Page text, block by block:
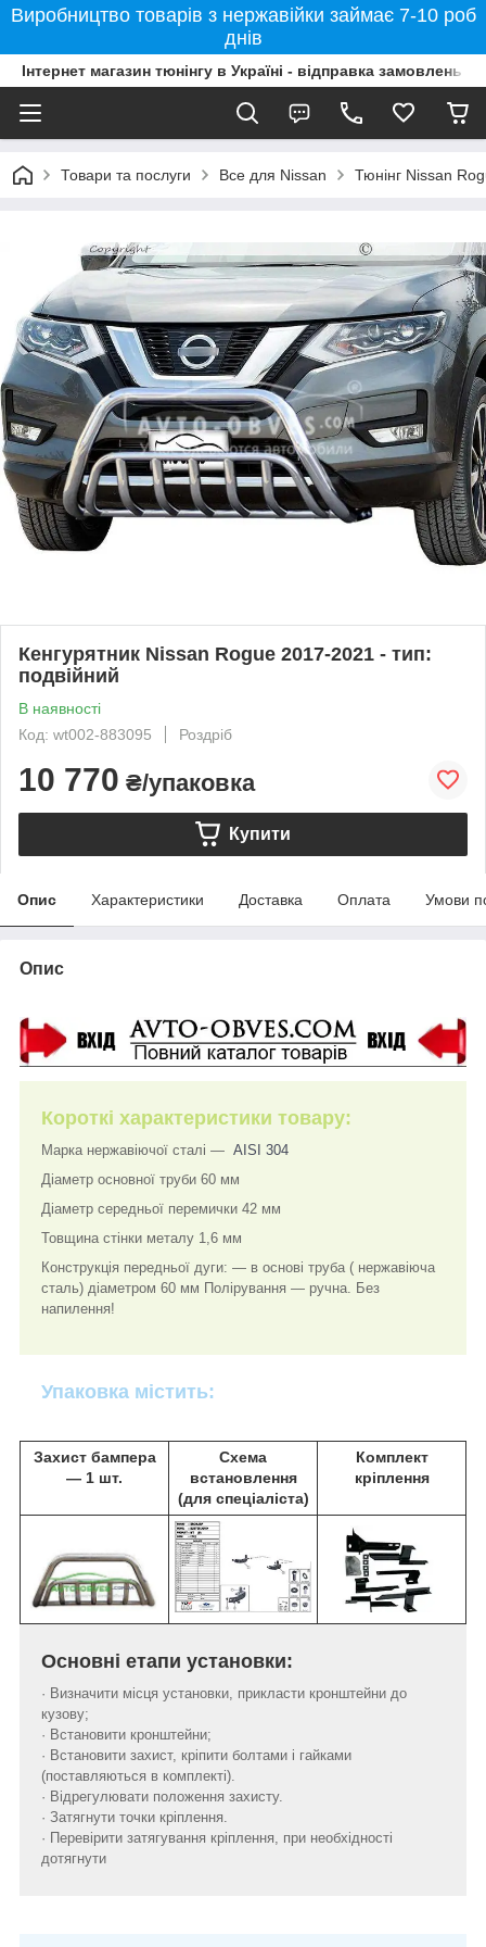
Виробництво товарів з нержавійки займає 7-10 роб
днів
Інтернет магазин тюнінгу в Україні - відправка замовлень
Товари та послуги Все для Nissan Тюнінг Nissan
Кенгурятник Nissan Rogue 2017-2021 - тип:
подвійний
В наявності
Код: wt002-883095
Роздріб
10 770 ₴/упаковка
Купити
Опис Характеристики Доставка Оплата Умови
Опис
Короткі характеристики товару:
Марка нержавіючої сталі ― AISI 304
Діаметр основної труби 60 мм
Діаметр середньої перемички 42 мм
Товщина стінки металу 1,6 мм
Конструкція передньої дуги: ― в основі труба ( нержавіюча
сталь) діаметром 60 мм Полірування ― ручна. Без
напилення!
Упаковка містить:
Захист бампера
― 1 шт.
Схема
встановлення
(для спеціаліста)
Комплект
кріплення
Основні етапи установки:
· Визначити місця установки, прикласти кронштейни до
кузову;
· Встановити кронштейни;
· Встановити захист, кріпити болтами і гайками
(поставляються в комплекті).
· Відрегулювати положення захисту.
· Затягнути точки кріплення.
· Перевірити затягування кріплення, при необхідності
дотягнути